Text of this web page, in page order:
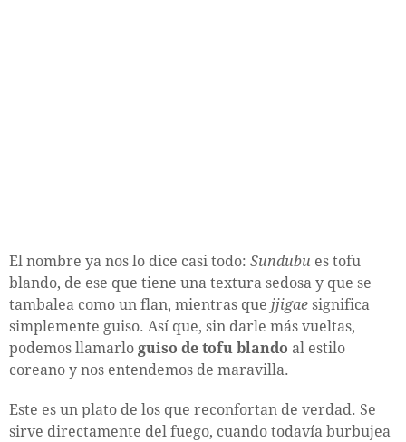
El nombre ya nos lo dice casi todo: Sundubu es tofu
blando, de ese que tiene una textura sedosa y que se
tambalea como un flan, mientras que jjigae significa
simplemente guiso. Así que, sin darle más vueltas,
podemos llamarlo guiso de tofu blando al estilo
coreano y nos entendemos de maravilla.
Este es un plato de los que reconfortan de verdad. Se
sirve directamente del fuego, cuando todavía burbujea